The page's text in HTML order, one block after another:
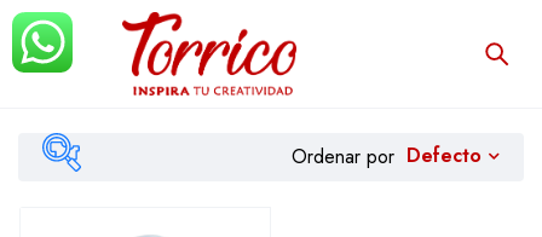
Ordenar por Defecto